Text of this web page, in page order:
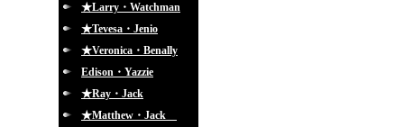
★Larry・Watchman
★Tevesa・Jenio
★Veronica・Benally
Edison・Yazzie
★Ray・Jack
★Matthew・Jack